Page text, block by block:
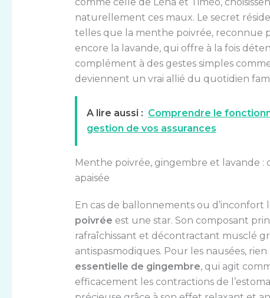
naturellement ces maux. Le secret
telles que la menthe poivrée, reconnue
encore la lavande, qui offre à la fois
complément à des gestes simples
deviennent un vrai allié du quotidien
A lire aussi : Comprendre le
gestion de vos assurances
Menthe poivrée, gingembre et lavande
apaisée
En cas de ballonnements ou d’inconfort
poivrée est une star. Son composant
rafraîchissant et décontractant musclé
antispasmodiques. Pour les nausées,
essentielle de gingembre, qui agit
efficacement les contractions de